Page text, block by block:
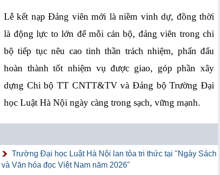
Lễ kết nạp Đảng viên mới là niềm vinh dự, đồng thời
là động lực to lớn để mỗi cán bộ, đảng viên trong chi
bộ tiếp tục nêu cao tinh thần trách nhiệm, phấn đấu
hoàn thành tốt nhiệm vụ được giao, góp phần xây
dựng Chi bộ TT CNTT&TV và Đảng bộ Trường Đại
học Luật Hà Nội ngày càng trong sạch, vững mạnh.
Trường Đại học Luật Hà Nội lan tỏa tri thức tại "Ngày Sách
và Văn hóa đọc Việt Nam năm 2026"